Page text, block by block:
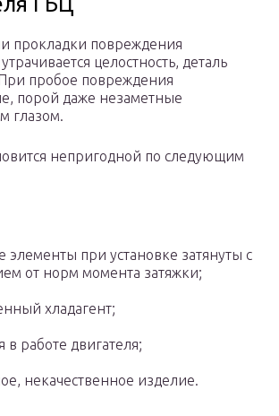
прокладки повреждения
целостность, деталь
пробое повреждения
порой даже незаметные
глазом.
непригодной по следующим
элементы при установке затянуты с
от норм момента затяжки;
хладагент;
работе двигателя;
некачественное изделие.